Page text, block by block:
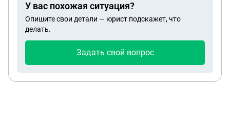
У вас похожая ситуация?
Опишите свои детали — юрист подскажет, что
делать.
Задать свой вопрос